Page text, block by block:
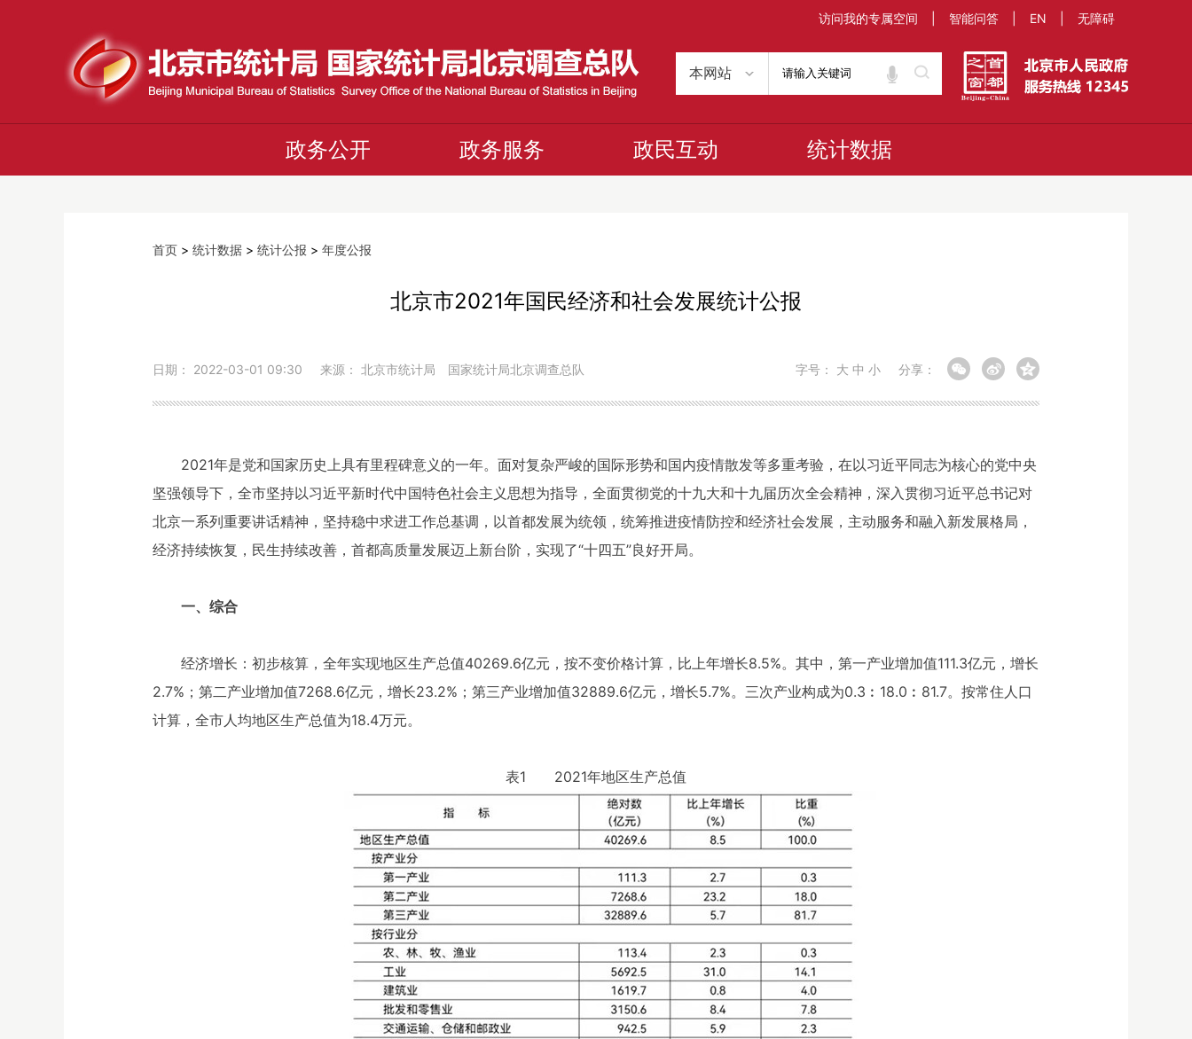
访问我的专属空间 智能问答 EN 无障碍
政务公开 政务服务 政民互动 统计数据
首页 > 统计数据 > 统计公报 > 年度公报
北京市2021年国民经济和社会发展统计公报
字号： 大 中 小 分享：
日期： 2022-03-01 09:30 来源： 北京市统计局 国家统计局北京调查总队
2021年是党和国家历史上具有里程碑意义的一年。面对复杂严峻的国际形势和国内疫情散发等多重考验，在以习近平同志为核心的党中央
坚强领导下，全市坚持以习近平新时代中国特色社会主义思想为指导，全面贯彻党的十九大和十九届历次全会精神，深入贯彻习近平总书记对
北京一系列重要讲话精神，坚持稳中求进工作总基调，以首都发展为统领，统筹推进疫情防控和经济社会发展，主动服务和融入新发展格局，
经济持续恢复，民生持续改善，首都高质量发展迈上新台阶，实现了“十四五”良好开局。
一、综合
经济增长：初步核算，全年实现地区生产总值40269.6亿元，按不变价格计算，比上年增长8.5%。其中，第一产业增加值111.3亿元，增长
2.7%；第二产业增加值7268.6亿元，增长23.2%；第三产业增加值32889.6亿元，增长5.7%。三次产业构成为0.3︰18.0︰81.7。按常住人口
计算，全市人均地区生产总值为18.4万元。
表1 2021年地区生产总值